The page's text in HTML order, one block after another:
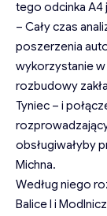
tego odcinka A4
– Cały czas
poszerzenia
wykorzystanie
rozbudowy
Tyniec – i
obsługiwałyby
Michna.
Według niego
Balice I i